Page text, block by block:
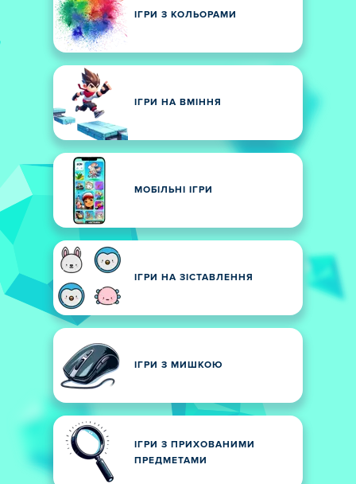
ІГРИ З КОЛЬОРАМИ
ІГРИ НА ВМІННЯ
МОБІЛЬНІ ІГРИ
ІГРИ НА ЗІСТАВЛЕННЯ
ІГРИ З МИШКОЮ
ІГРИ З ПРИХОВАНИМИ
ПРЕДМЕТАМИ